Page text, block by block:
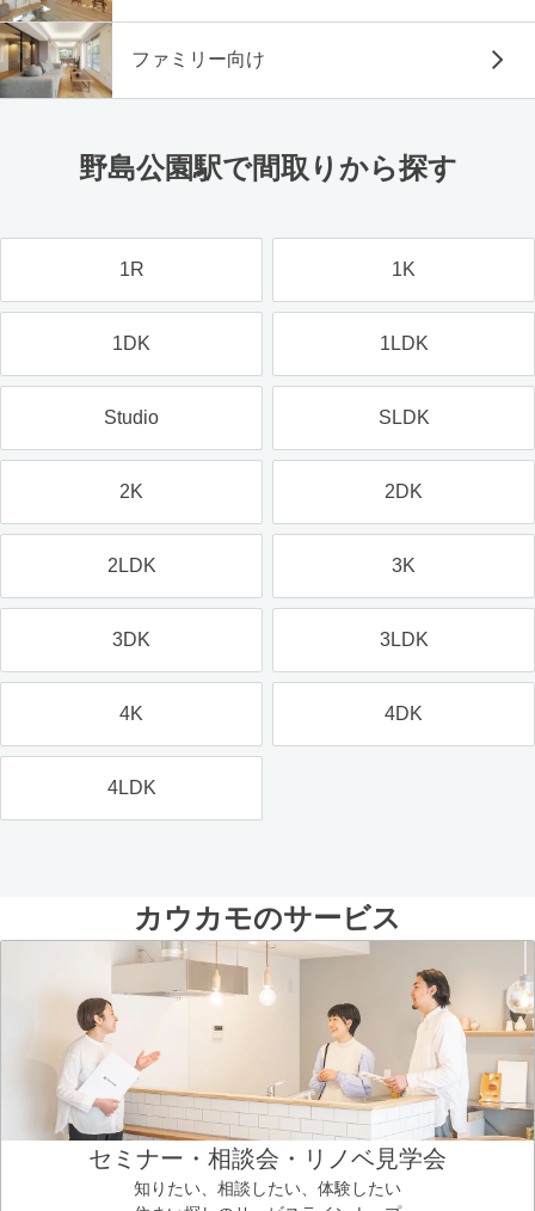
ファミリー向け
野島公園駅で間取りから探す
1R 1K
1DK 1LDK
Studio SLDK
2K 2DK
2LDK 3K
3DK 3LDK
4K 4DK
4LDK
カウカモのサービス
セミナー・相談会・リノベ見学会
知りたい、相談したい、体験したい